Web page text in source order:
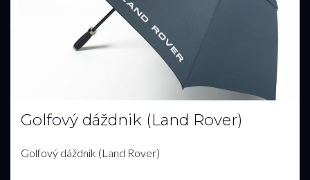
Golfový dáždnik (Land Rover)
Golfový dáždnik (Land Rover)